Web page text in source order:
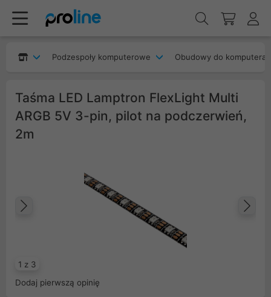
Podzespoły komputerowe Obudowy do komputera
Taśma LED Lamptron FlexLight Multi
ARGB 5V 3-pin, pilot na podczerwień,
2m
1 z 3
Dodaj pierwszą opinię